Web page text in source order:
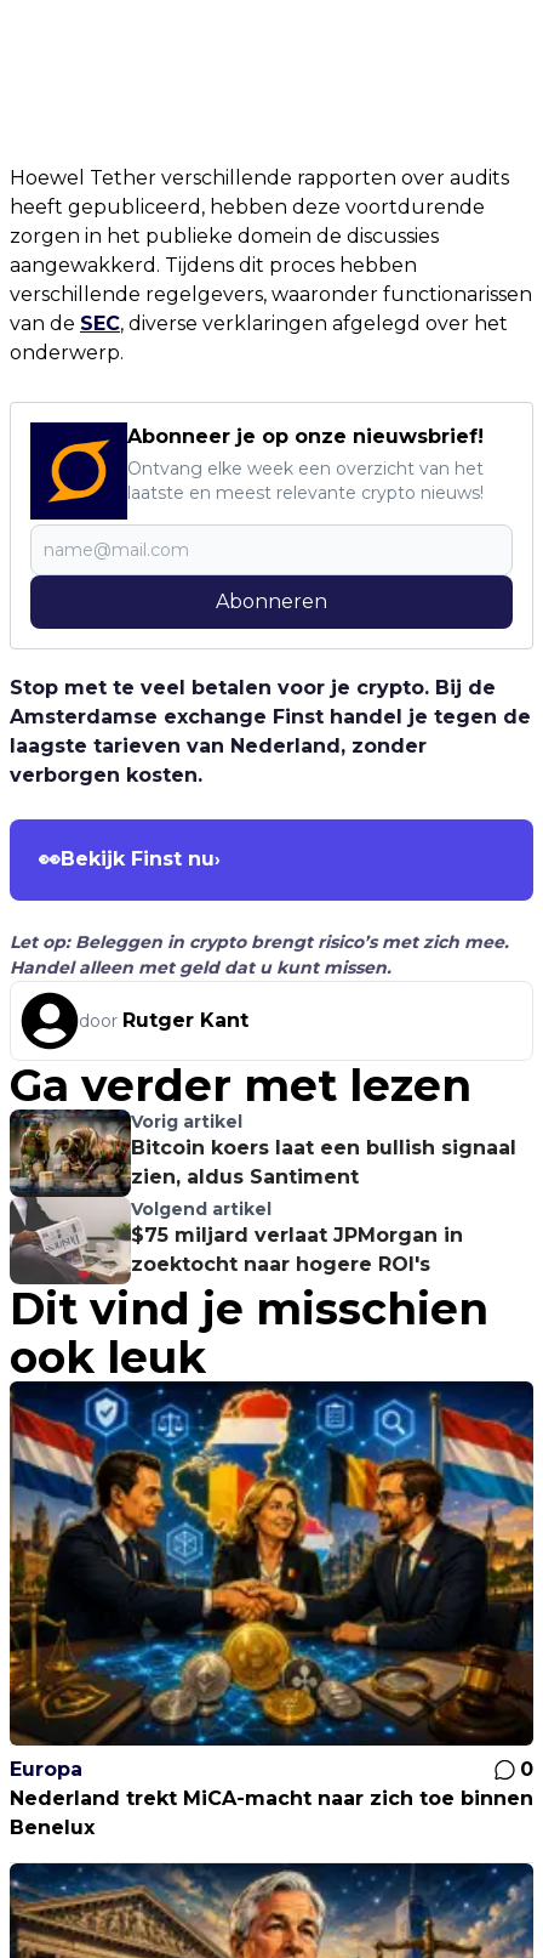
Hoewel Tether verschillende rapporten over audits
heeft gepubliceerd, hebben deze voortdurende
zorgen in het publieke domein de discussies
aangewakkerd. Tijdens dit proces hebben
verschillende regelgevers, waaronder functionarissen
van de SEC, diverse verklaringen afgelegd over het
onderwerp.
Abonneer je op onze nieuwsbrief!
Ontvang elke week een overzicht van het
laatste en meest relevante crypto nieuws!
Abonneren
Stop met te veel betalen voor je crypto. Bij de
Amsterdamse exchange Finst handel je tegen de
laagste tarieven van Nederland, zonder
verborgen kosten.
👀Bekijk Finst nu›
Let op: Beleggen in crypto brengt risico’s met zich mee.
Handel alleen met geld dat u kunt missen.
door Rutger Kant
Ga verder met lezen
Vorig artikel
Bitcoin koers laat een bullish signaal
zien, aldus Santiment
Volgend artikel
$75 miljard verlaat JPMorgan in
zoektocht naar hogere ROI's
Dit vind je misschien
ook leuk
Europa
0
Nederland trekt MiCA-macht naar zich toe binnen
Benelux